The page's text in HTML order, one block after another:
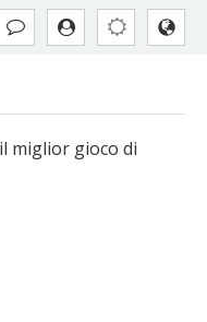
miglior gioco di